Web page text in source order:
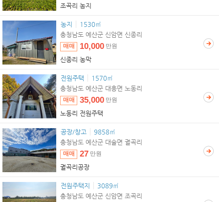
조곡리 농지
농지 1530㎡
신종리 농막
매매 10,000 만원
충청남도 예산군 신암면 신종리
전원주택 1570㎡
노동리 전원주택
매매 35,000 만원
충청남도 예산군 대흥면 노동리
공장/창고 9858㎡
궐곡리공장
매매 27 만원
충청남도 예산군 대술면 궐곡리
전원주택지 3089㎡
충청남도 예산군 신암면 조곡리